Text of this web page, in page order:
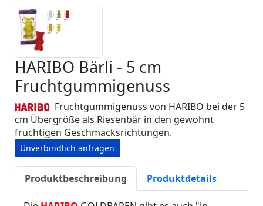
HARIBO Bärli - 5 cm
Fruchtgummigenuss
Fruchtgummigenuss von HARIBO bei der 5
cm Übergröße als Riesenbär in den gewohnt
fruchtigen Geschmacksrichtungen.
Unverbindlich anfragen
Produktbeschreibung Produktdetails